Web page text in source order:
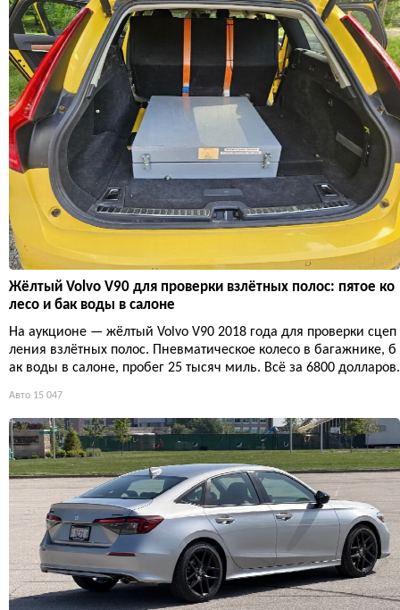
Жёлтый Volvo V90 для проверки взлётных полос: пятое ко
лесо и бак воды в салоне
На аукционе — жёлтый Volvo V90 2018 года для проверки сцеп
ления взлётных полос. Пневматическое колесо в багажнике, б
ак воды в салоне, пробег 25 тысяч миль. Всё за 6800 долларов.
Авто 15 047